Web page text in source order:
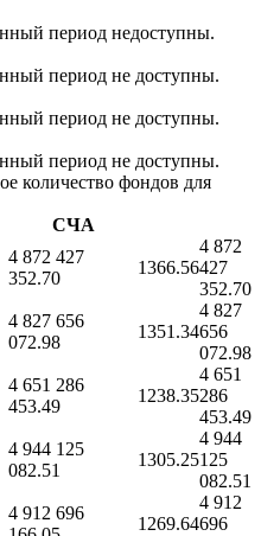
период недоступны.
период не доступны.
период не доступны.
период не доступны.
количество фондов для
СЧА
4 872 427
352.70
1366.56
4 872
427
352.70
4 827 656
072.98
1351.34
4 827
656
072.98
4 651 286
453.49
1238.35
4 651
286
453.49
4 944 125
082.51
1305.25
4 944
125
082.51
4 912 696
1269.64
4 912
696